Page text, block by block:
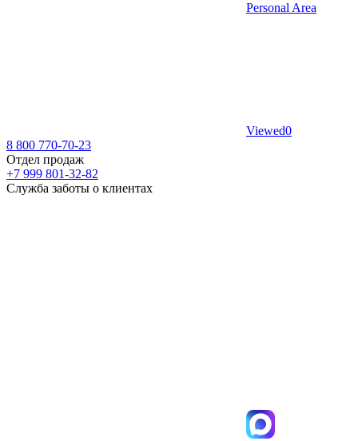
Personal Area
Viewed0
8 800 770-70-23
Отдел продаж
+7 999 801-32-82
Служба заботы о клиентах